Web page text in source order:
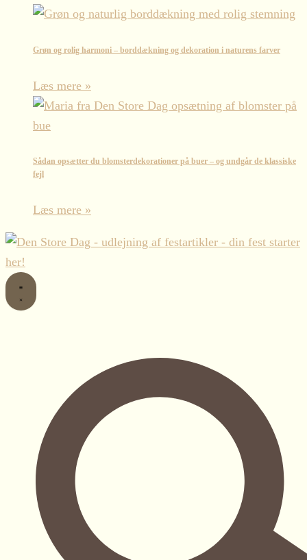
Grøn og rolig harmoni – borddækning og dekoration i naturens farver
Læs mere »
Sådan opsætter du blomsterdekorationer på buer – og undgår de klassiske
fejl
Læs mere »